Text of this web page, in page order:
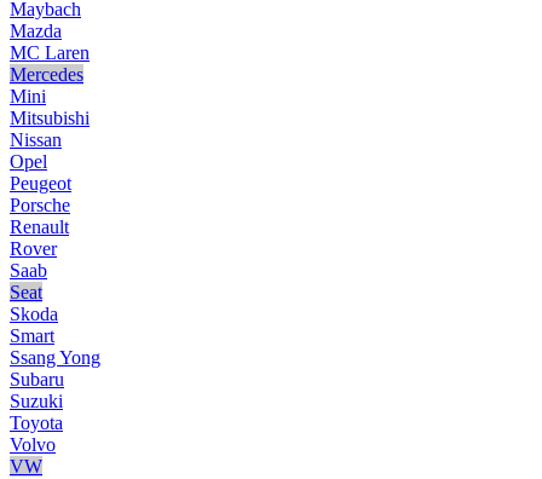
Maybach
Mazda
MC Laren
Mercedes
Mini
Mitsubishi
Nissan
Opel
Peugeot
Porsche
Renault
Rover
Saab
Seat
Skoda
Smart
Ssang Yong
Subaru
Suzuki
Toyota
Volvo
VW